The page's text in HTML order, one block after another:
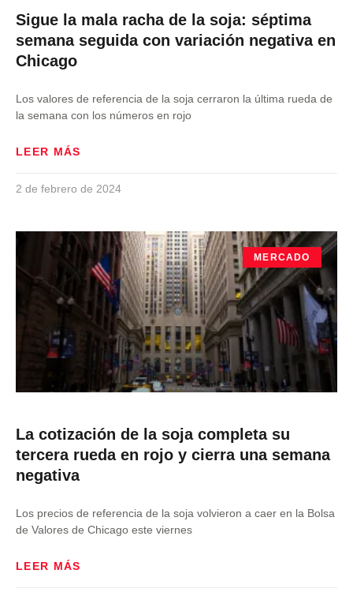
Sigue la mala racha de la soja: séptima
semana seguida con variación negativa en
Chicago
Los valores de referencia de la soja cerraron la última rueda de
la semana con los números en rojo
LEER MÁS
2 de febrero de 2024
MERCADO
La cotización de la soja completa su
tercera rueda en rojo y cierra una semana
negativa
Los precios de referencia de la soja volvieron a caer en la Bolsa
de Valores de Chicago este viernes
LEER MÁS